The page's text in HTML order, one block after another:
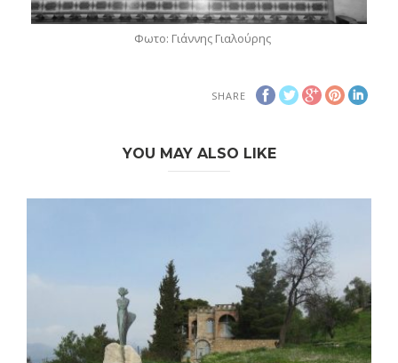
Φωτο: Γιάννης Γιαλούρης
SHARE
YOU MAY ALSO LIKE